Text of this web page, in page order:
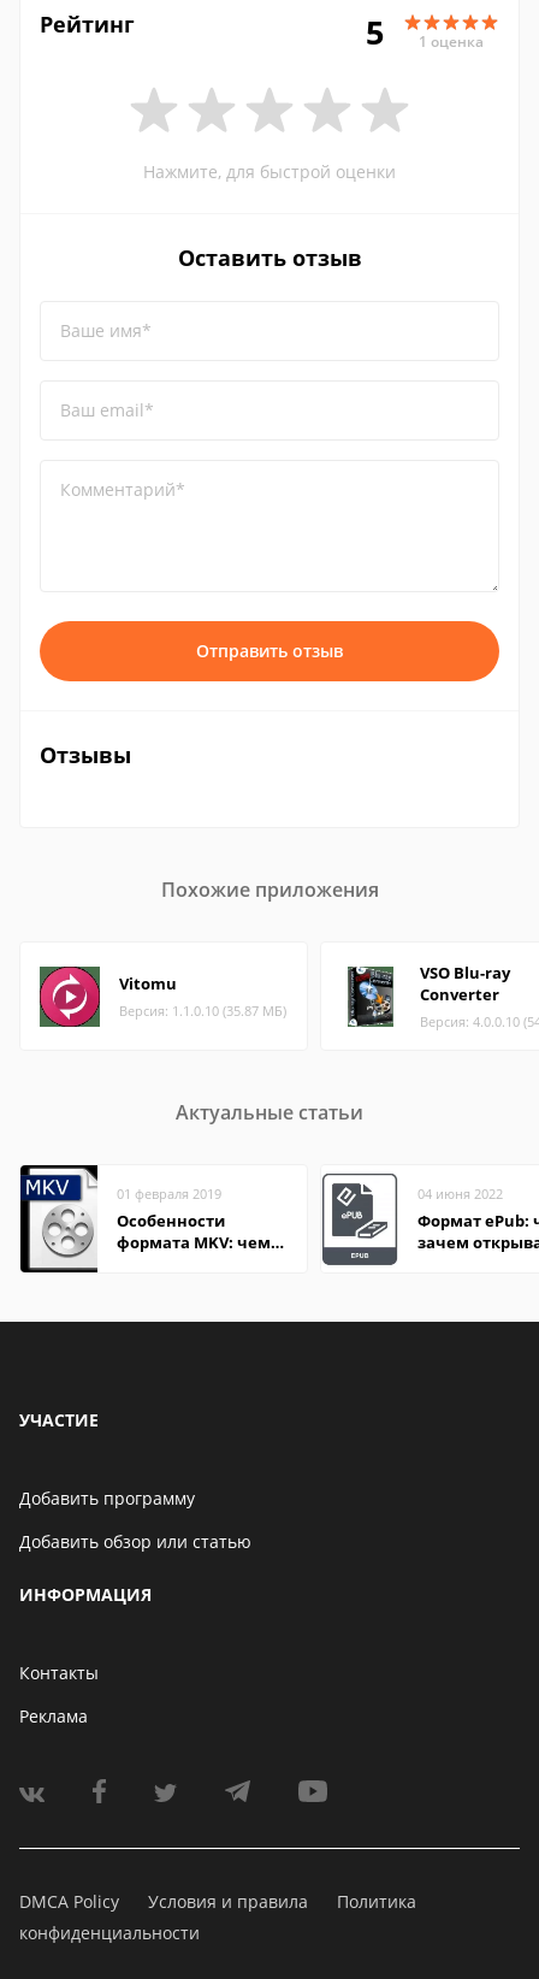
Рейтинг 5 1 оценка
Нажмите, для быстрой оценки
Оставить отзыв
Ваше имя*
Ваш email*
Комментарий*
Отправить отзыв
Отзывы
Похожие приложения
Vitomu
Версия: 1.1.0.10 (35.87 МБ)
VSO Blu-ray
Converter
Версия: 4.0.0.10
Актуальные статьи
01 февраля 2019
Особенности
формата MKV: чем
04 июня 2022
Формат ePub:
зачем
УЧАСТИЕ
Добавить программу
Добавить обзор или статью
ИНФОРМАЦИЯ
Контакты
Реклама
DMCA Policy Условия и правила
Политика
конфиденциальности